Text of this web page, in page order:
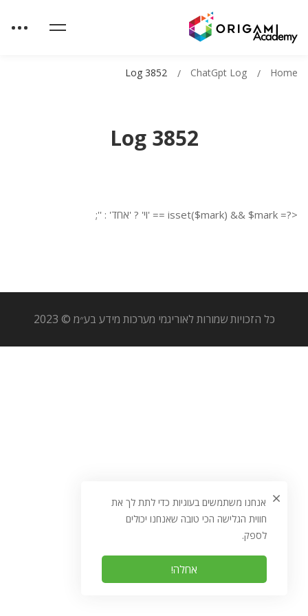
Log 3852
Home
ChatGpt Log
Log 3852
<?= isset($mark) && $mark == 'וי' ? 'אחד' : '';
כל הזכויות שמורות לאוריגמי מערכות מידע בע״מ © 2023
אנחנו משתמשים בעוגיות כדי לתת לך את
חווית הגלישה הכי טובה שאנחנו יכולים
לספק.
אחלה!